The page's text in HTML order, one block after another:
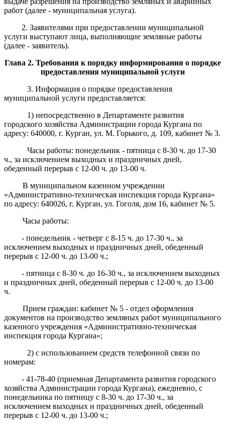
работ (далее - муниципальная услуга).
2. Заявителями при предоставлении муниципальной
услуги выступают лица, выполняющие земляные работы
(далее - заявитель).
Глава 2. Требования к порядку информирования о порядке
предоставления муниципальной услуги
3. Информация о порядке предоставления
муниципальной услуги предоставляется:
1) непосредственно в Департаменте развития
городского хозяйства Администрации города Кургана по
адресу: 640000, г. Курган, ул. М. Горького, д. 109, кабинет № 3.
Часы работы: понедельник - пятница с 8-30 ч. до 17-30
ч., за исключением выходных и праздничных дней,
обеденный перерыв с 12-00 ч. до 13-00 ч.
В муниципальном казенном учреждении
«Административно-техническая инспекция города Кургана»
по адресу: 640026, г. Курган, ул. Гоголя, дом 16, кабинет № 5.
Часы работы:
- понедельник - четверг с 8-15 ч. до 17-30 ч.,за
исключением выходных и праздничных дней, обеденный
перерыв с 12-00 ч. до 13-00 ч.;
- пятница с 8-30 ч. до 16-30 ч.,за исключением выходных
и праздничных дней, обеденный перерыв с 12-00 ч. до 13-00
ч.
Прием граждан: кабинет № 5 - отдел оформления
документов на производство земляных работ муниципального
казенного учреждения «Административно-техническая
инспекция города Кургана»;
2) с использованием средств телефонной связи по
номерам:
- 41-78-40 (приемная Департамента развития городского
хозяйства Администрации города Кургана), ежедневно, с
понедельника по пятницу с 8-30 ч. до 17-30 ч., за
исключением выходных и праздничных дней, обеденный
перерыв с 12-00 ч. до 13-00 ч.;